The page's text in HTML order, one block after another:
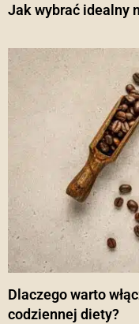
Jak wybrać idealny
Dlaczego warto
codziennej diety?